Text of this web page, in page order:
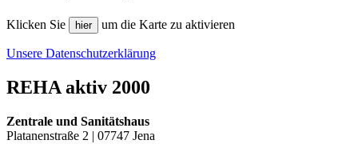
Klicken Sie hier um die Karte zu aktivieren
Unsere Datenschutzerklärung
REHA aktiv 2000
Zentrale und Sanitätshaus
Platanenstraße 2 | 07747 Jena